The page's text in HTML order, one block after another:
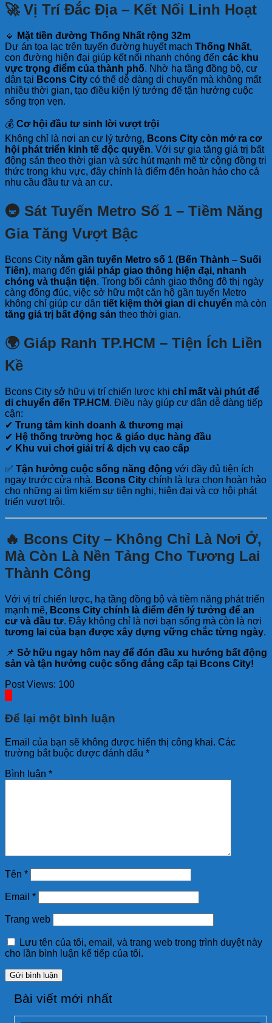
🚀 Vị Trí Đắc Địa – Kết Nối Linh Hoạt
🔹
Mặt tiền đường Thống Nhất rộng 32m
Dự án tọa lạc trên tuyến đường huyết mạch Thống Nhất,
con đường hiện đại giúp kết nối nhanh chóng đến các khu
vực trọng điểm của thành phố. Nhờ hạ tầng đồng bộ, cư
dân tại Bcons City có thể dễ dàng di chuyển mà không mất
nhiều thời gian, tạo điều kiện lý tưởng để tận hưởng cuộc
sống trọn vẹn.
💰 Cơ hội đầu tư sinh lời vượt trội
Không chỉ là nơi an cư lý tưởng, Bcons City còn mở ra cơ
hội phát triển kinh tế độc quyền. Với sự gia tăng giá trị bất
động sản theo thời gian và sức hút mạnh mẽ từ cộng đồng tri
thức trong khu vực, đây chính là điểm đến hoàn hảo cho cả
nhu cầu đầu tư và an cư.
🚇 Sát Tuyến Metro Số 1 – Tiềm Năng
Gia Tăng Vượt Bậc
Bcons City nằm gần tuyến Metro số 1 (Bến Thành – Suối
Tiên), mang đến giải pháp giao thông hiện đại, nhanh
chóng và thuận tiện. Trong bối cảnh giao thông đô thị ngày
càng đông đúc, việc sở hữu một căn hộ gần tuyến Metro
không chỉ giúp cư dân tiết kiệm thời gian di chuyển mà còn
tăng giá trị bất động sản theo thời gian.
🌍 Giáp Ranh TP.HCM – Tiện Ích Liền
Kề
Bcons City sở hữu vị trí chiến lược khi chỉ mất vài phút để
di chuyển đến TP.HCM. Điều này giúp cư dân dễ dàng tiếp
cận:
✔ Trung tâm kinh doanh & thương mại
✔ Hệ thống trường học & giáo dục hàng đầu
✔ Khu vui chơi giải trí & dịch vụ cao cấp
✅ Tận hưởng cuộc sống năng động với đầy đủ tiện ích
ngay trước cửa nhà. Bcons City chính là lựa chọn hoàn hảo
cho những ai tìm kiếm sự tiện nghi, hiện đại và cơ hội phát
triển vượt trội.
🔥 Bcons City – Không Chỉ Là Nơi Ở,
Mà Còn Là Nền Tảng Cho Tương Lai
Thành Công
Với vị trí chiến lược, hạ tầng đồng bộ và tiềm năng phát triển
mạnh mẽ, Bcons City chính là điểm đến lý tưởng để an
cư và đầu tư. Đây không chỉ là nơi bạn sống mà còn là nơi
tương lai của bạn được xây dựng vững chắc từng ngày.
📌 Sở hữu ngay hôm nay để đón đầu xu hướng bất động
sản và tận hưởng cuộc sống đẳng cấp tại Bcons City!
Post Views: 100
Để lại một bình luận
Email của bạn sẽ không được hiển thị công khai. Các
trường bắt buộc được đánh dấu *
Bình luận *
Tên *
Email *
Trang web
Lưu tên của tôi, email, và trang web trong trình duyệt này
cho lần bình luận kế tiếp của tôi.
Bài viết mới nhất